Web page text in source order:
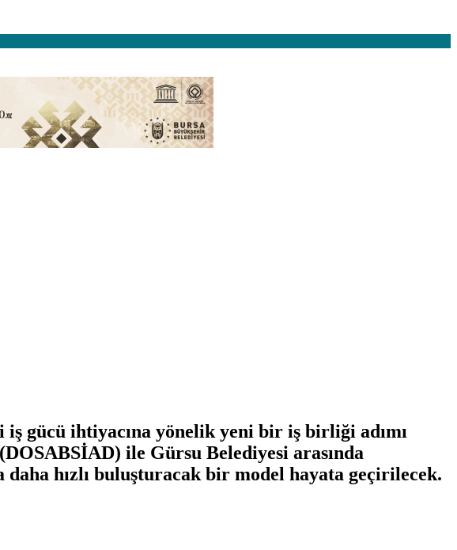
gücü ihtiyacına yönelik yeni bir iş birliği adımı
ile Gürsu Belediyesi arasında
hızlı buluşturacak bir model hayata geçirilecek.